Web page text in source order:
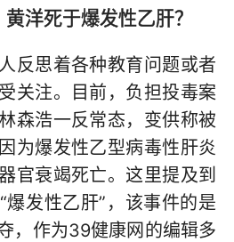
洋死于爆发性乙肝？
反思着各种教育问题或者
关注。目前，负担投毒案
森浩一反常态，变供称被
为爆发性乙型病毒性肝炎
官衰竭死亡。这里提及到
爆发性乙肝”，该事件的是
，作为39健康网的编辑多